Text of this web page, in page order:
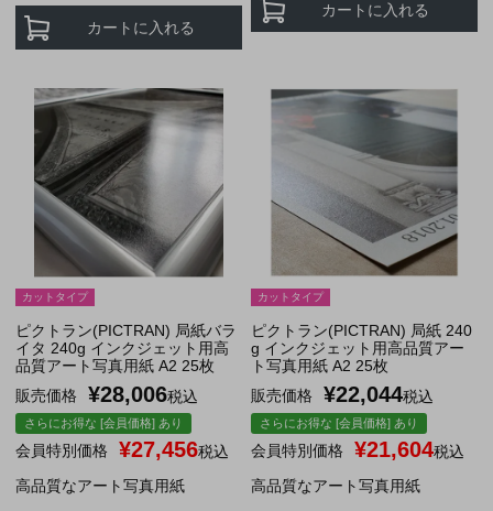
カートに入れる
カートに入れる
カットタイプ
ピクトラン(PICTRAN) 局紙バラ
イタ 240g インクジェット用高
品質アート写真用紙 A2 25枚
販売価格
¥28,006税込
さらにお得な [会員価格] あり
会員特別価格 ¥27,456税込
高品質なアート写真用紙
カットタイプ
ピクトラン(PICTRAN) 局紙 240
g インクジェット用高品質アー
ト写真用紙 A2 25枚
販売価格
¥22,044税込
さらにお得な [会員価格] あり
会員特別価格 ¥21,604税込
高品質なアート写真用紙